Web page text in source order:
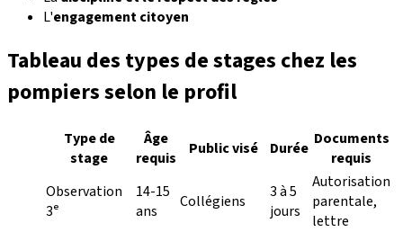
L'engagement citoyen
Tableau des types de stages chez les
pompiers selon le profil
Type de
stage
Âge
requis
Public visé Durée Documents
requis
Observation
3ᵉ
14-15
ans
Collégiens
3 à 5
jours
Autorisation
parentale,
lettre